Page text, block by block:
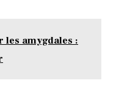
les amygdales :